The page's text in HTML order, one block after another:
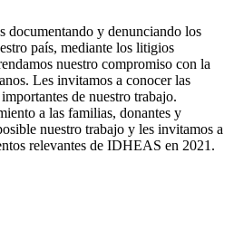
y denunciando los
país, mediante los litigios
nuestro compromiso con la
Les invitamos a conocer las
de nuestro trabajo.
a las familias, donantes y
nuestro trabajo y les invitamos a
relevantes de IDHEAS en 2021.